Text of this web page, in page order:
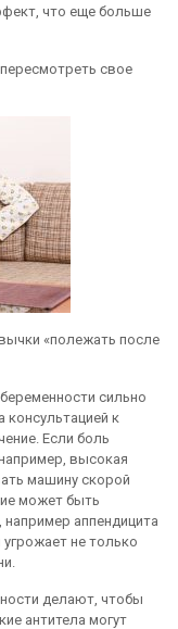
что еще больше
свое
«полежать после
сильно
консультацией к
Если боль
высокая
машину скорой
может быть
аппендицита
не только
делают, чтобы
антитела могут